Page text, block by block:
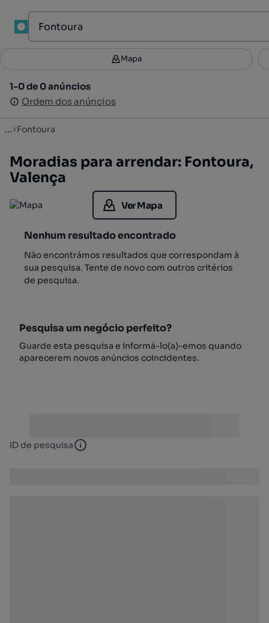
Filtros 3
1-0 de 0 anúncios
Ordem dos anúncios
Mapa
1-0 de 0 anúncios
Ordem dos anúncios
... Fontoura
Moradias para arrendar: Fontoura,
Valença
Ver Mapa
Nenhum resultado encontrado
Não encontrámos resultados que correspondam à
sua pesquisa. Tente de novo com outros critérios
de pesquisa.
Pesquisa um negócio perfeito?
Guarde esta pesquisa e informá-lo(a)-emos quando
aparecerem novos anúncios coincidentes.
ID de pesquisa ID de pesquisa